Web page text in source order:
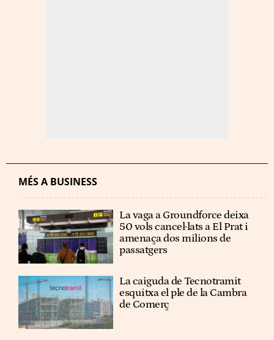
MÉS A BUSINESS
La vaga a Groundforce deixa
50 vols cancel·lats a El Prat i
amenaça dos milions de
passatgers
La caiguda de Tecnotramit
esquitxa el ple de la Cambra
de Comerç